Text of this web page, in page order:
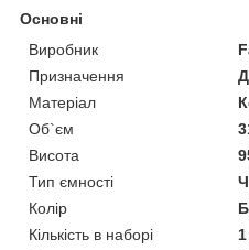
Основні
Виробник
Призначення
Матеріал
Об`єм
Висота
Тип ємності
Колір
Кількість в наборі